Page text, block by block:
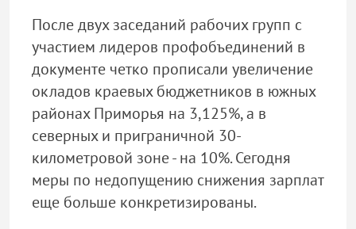
После двух заседаний рабочих групп с
участием лидеров профобъединений в
документе четко прописали увеличение
окладов краевых бюджетников в южных
районах Приморья на 3,125%, а в
северных и приграничной 30-
километровой зоне - на 10%. Сегодня
меры по недопущению снижения зарплат
еще больше конкретизированы.